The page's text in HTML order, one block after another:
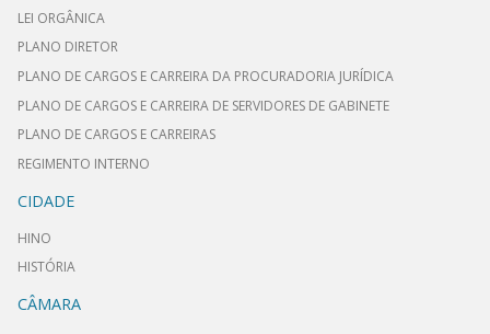
LEI ORGÂNICA
PLANO DIRETOR
PLANO DE CARGOS E CARREIRA DA PROCURADORIA JURÍDICA
PLANO DE CARGOS E CARREIRA DE SERVIDORES DE GABINETE
PLANO DE CARGOS E CARREIRAS
REGIMENTO INTERNO
CIDADE
HINO
HISTÓRIA
CÂMARA